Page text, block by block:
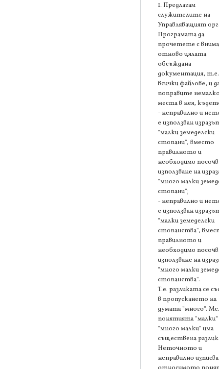
1. Предлагам
служителите на
Управляващият
Програмата да
прочетете с
отново цялата
обсъждана
документация, т.е.
всички файлове, и
поправите
места в нея,
- неправилно и
е използван
"малки земеделски
стопани", вместо
правилното и
необходимо
използване на
"много малки
стопани";
- неправилно и
е използван
"малки земеделски
стопанства",
правилното и
необходимо
използване на
"много малки
стопанства".
Т.е. разликата се
в пропускането на
думата "много".
понятията "малки"
"много малки" има
съществена
Неточното и
неправилно